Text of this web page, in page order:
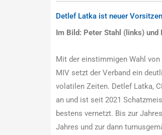
Detlef Latka ist neuer
Im Bild: Peter Stahl (links)
Mit der einstimmigen Wahl
MIV setzt der Verband ein
volatilen Zeiten. Detlef Latka,
an und ist seit 2021
bestens vernetzt. Bis zur
Jahres und zur dann